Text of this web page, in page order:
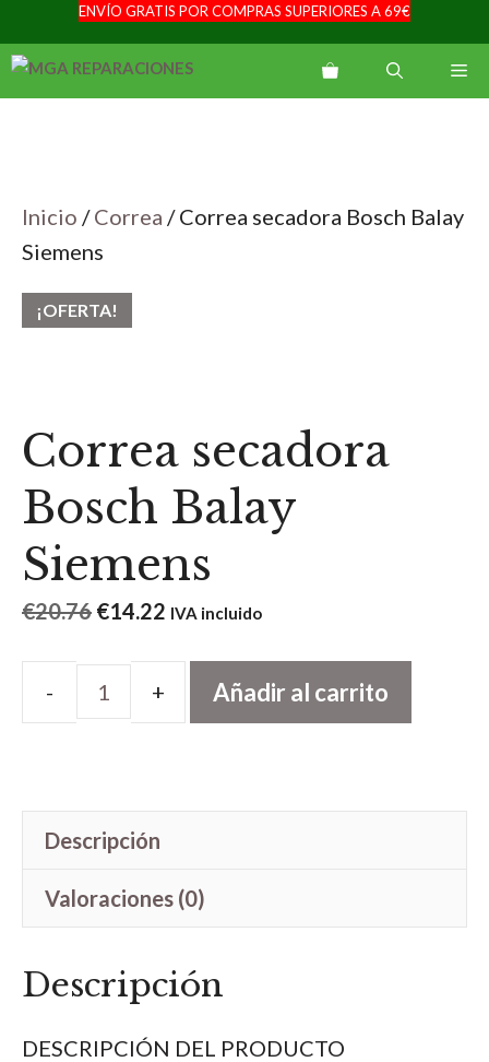
al
ENVÍO GRATIS POR COMPRAS SUPERIORES A 69€
Inicio /Correa / Correa secadora Bosch Balay
Siemens
¡OFERTA!
Correa secadora
Bosch Balay
Siemens
€20.76 El
original
era:
€14.22 El
actual
IVA incluido
Correa
Balay
cantidad
Añadir al carrito
Descripción
Valoraciones (0)
Descripción
DESCRIPCIÓN DEL PRODUCTO